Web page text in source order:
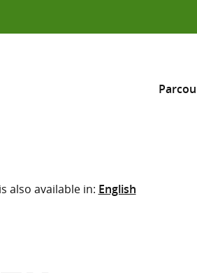
Sélectionner l’emplacement
also available in: English